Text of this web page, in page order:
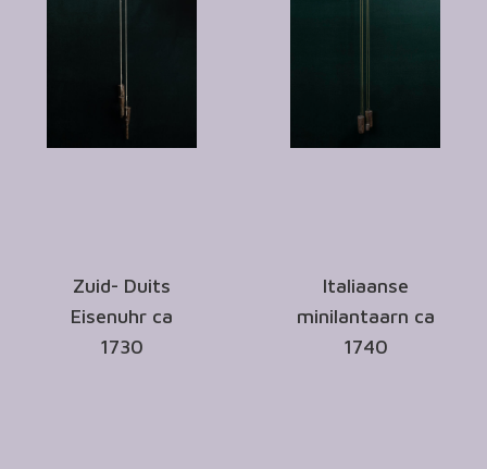
Zuid- Duits
Eisenuhr ca
1730
Italiaanse
minilantaarn ca
1740